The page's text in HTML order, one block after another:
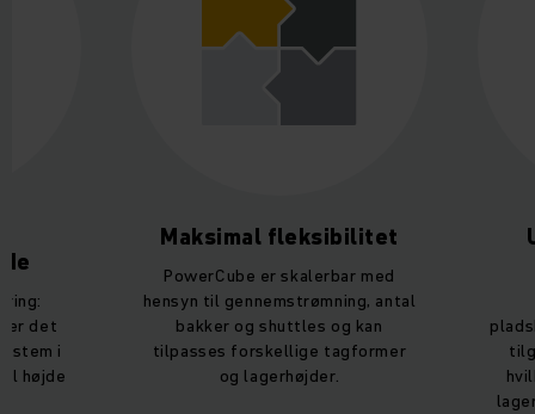
Maksimal fleksibilitet
PowerCube er skalerbar med
hensyn til gennemstrømning, antal
bakker og shuttles og kan
tilpasses forskellige tagformer
og lagerhøjder.
er det
i
højde